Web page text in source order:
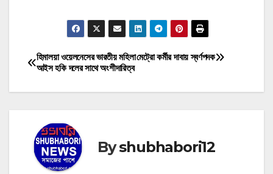
Post
navigation
মেট্রো কর্মীর দাবায় স্বর্ণপদক
হিমালয়া ওয়েলনেসের ভারতীয় মহিলা
আইস হকি দলের সাথে অংশীদারিত্ব
Byshubhabori12